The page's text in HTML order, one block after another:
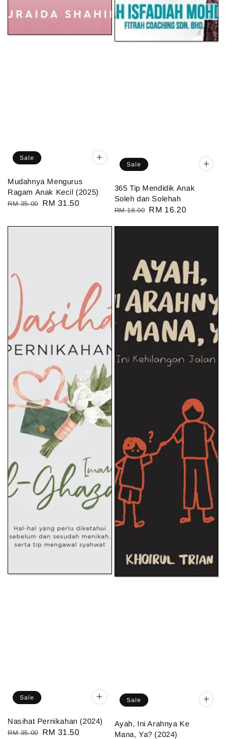
Sale
Mudahnya Mengurus
Ragam Anak Kecil (2025)
Regular
RM 35.00
Sale
RM 31.50
Sale
365 Tip Mendidik Anak
Soleh dan Solehah
Regular
RM 18.00 Sale
RM 16.20
Sale
Nasihat Pernikahan (2024)
Regular
RM 35.00
Sale
RM 31.50
Sale
Ayah, Ini Arahnya Ke
Mana, Ya? (2024)